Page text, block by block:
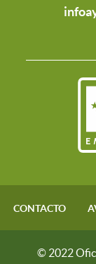
CONTACTO
© 2022